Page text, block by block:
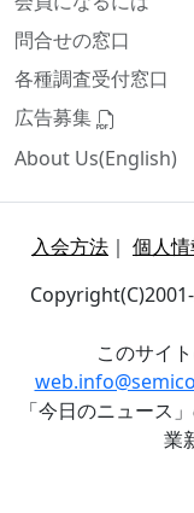
問合せの窓口
各種調査受付窓口
広告募集
About Us(English)
入会方法 ｜ 個人
このサイ
「今日のニュース
業